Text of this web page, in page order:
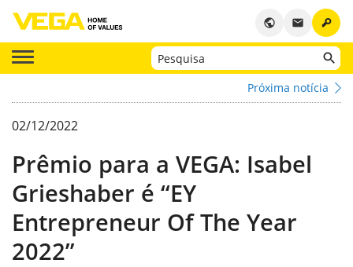
key
email
public
Próxima notícia
02/12/2022
Prêmio para a VEGA: Isabel
Grieshaber é “EY
Entrepreneur Of The Year
2022”